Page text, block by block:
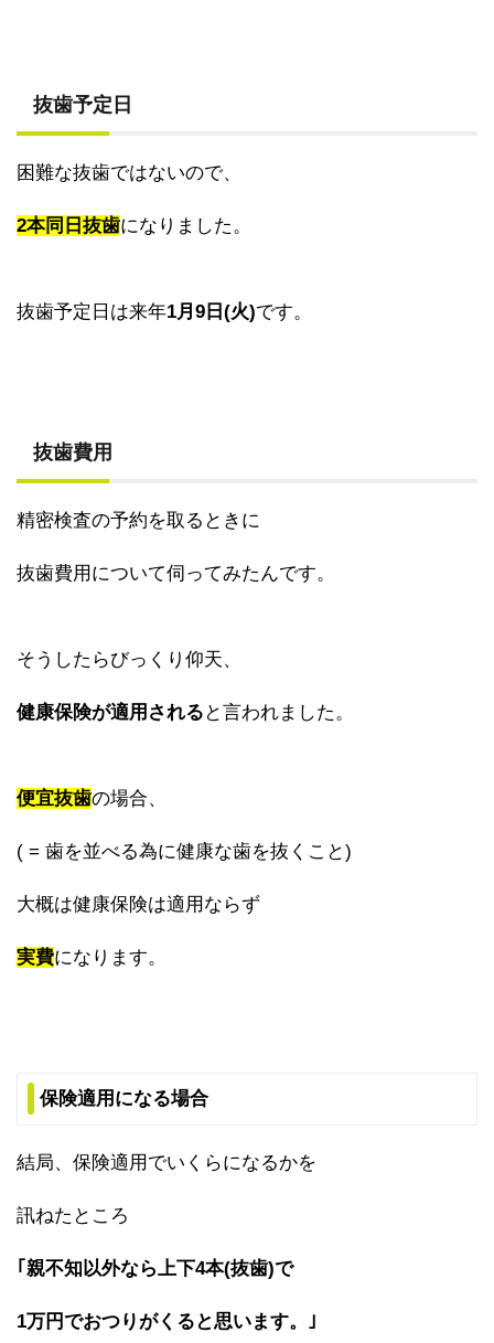
抜歯予定日
困難な抜歯ではないので、
2本同日抜歯になりました。
抜歯予定日は来年1月9日(火)です。
抜歯費用
精密検査の予約を取るときに
抜歯費用について伺ってみたんです。
そうしたらびっくり仰天、
健康保険が適用される と言われました。
便宜抜歯の場合、
( = 歯を並べる為に健康な歯を抜くこと)
大概は健康保険は適用ならず
実費になります。
保険適用になる場合
結局、保険適用でいくらになるかを
訊ねたところ
｢親不知以外なら上下4本(抜歯)で
1万円でおつりがくると思います。｣